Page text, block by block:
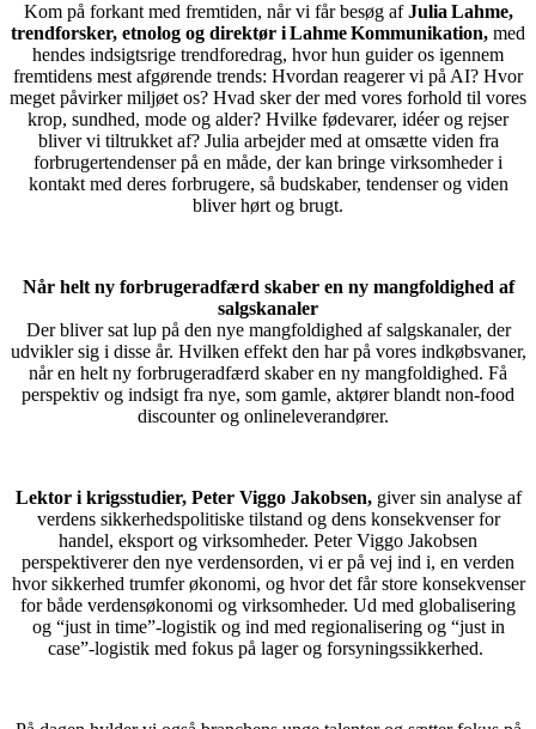
Kom på forkant med fremtiden, når vi får besøg afJulia Lahme,
trendforsker, etnolog og direktør i Lahme Kommunikation, med
hendes indsigtsrige trendforedrag, hvor hun guider os igennem
fremtidens mest afgørende trends: Hvordan reagerer vi på AI? Hvor
meget påvirker miljøet os? Hvad sker der med vores forhold til vores
krop, sundhed, mode og alder? Hvilke fødevarer, idéer og rejser
bliver vi tiltrukket af? Julia arbejder med at omsætte viden fra
forbrugertendenser på en måde, der kan bringe virksomheder i
kontakt med deres forbrugere, så budskaber, tendenser og viden
bliver hørt og brugt.
Når helt ny forbrugeradfærd skaber en ny mangfoldighed af
salgskanaler
Der bliver sat lup på den nye mangfoldighed af salgskanaler, der
udvikler sig i disse år. Hvilken effekt den har på vores indkøbsvaner,
når en helt ny forbrugeradfærd skaber en ny mangfoldighed. Få
perspektiv og indsigt fra nye, som gamle, aktører blandt non-food
discounter og onlineleverandører.
Lektor i krigsstudier, Peter Viggo Jakobsen, giversin analyse af
verdens sikkerhedspolitiske tilstand og dens konsekvenser for
handel, eksport og virksomheder. Peter Viggo Jakobsen
perspektiverer den nye verdensorden, vi er på vej ind i, en verden
hvor sikkerhed trumfer økonomi, og hvor det får store konsekvenser
for både verdensøkonomi og virksomheder. Ud med globalisering
og “just in time”-logistik og ind med regionalisering og “just in
case”-logistik med fokus på lager og forsyningssikkerhed.